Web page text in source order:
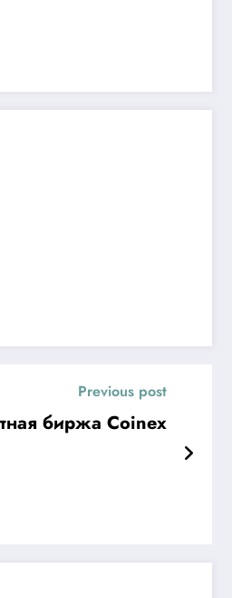
Previous post
биржа Coinex